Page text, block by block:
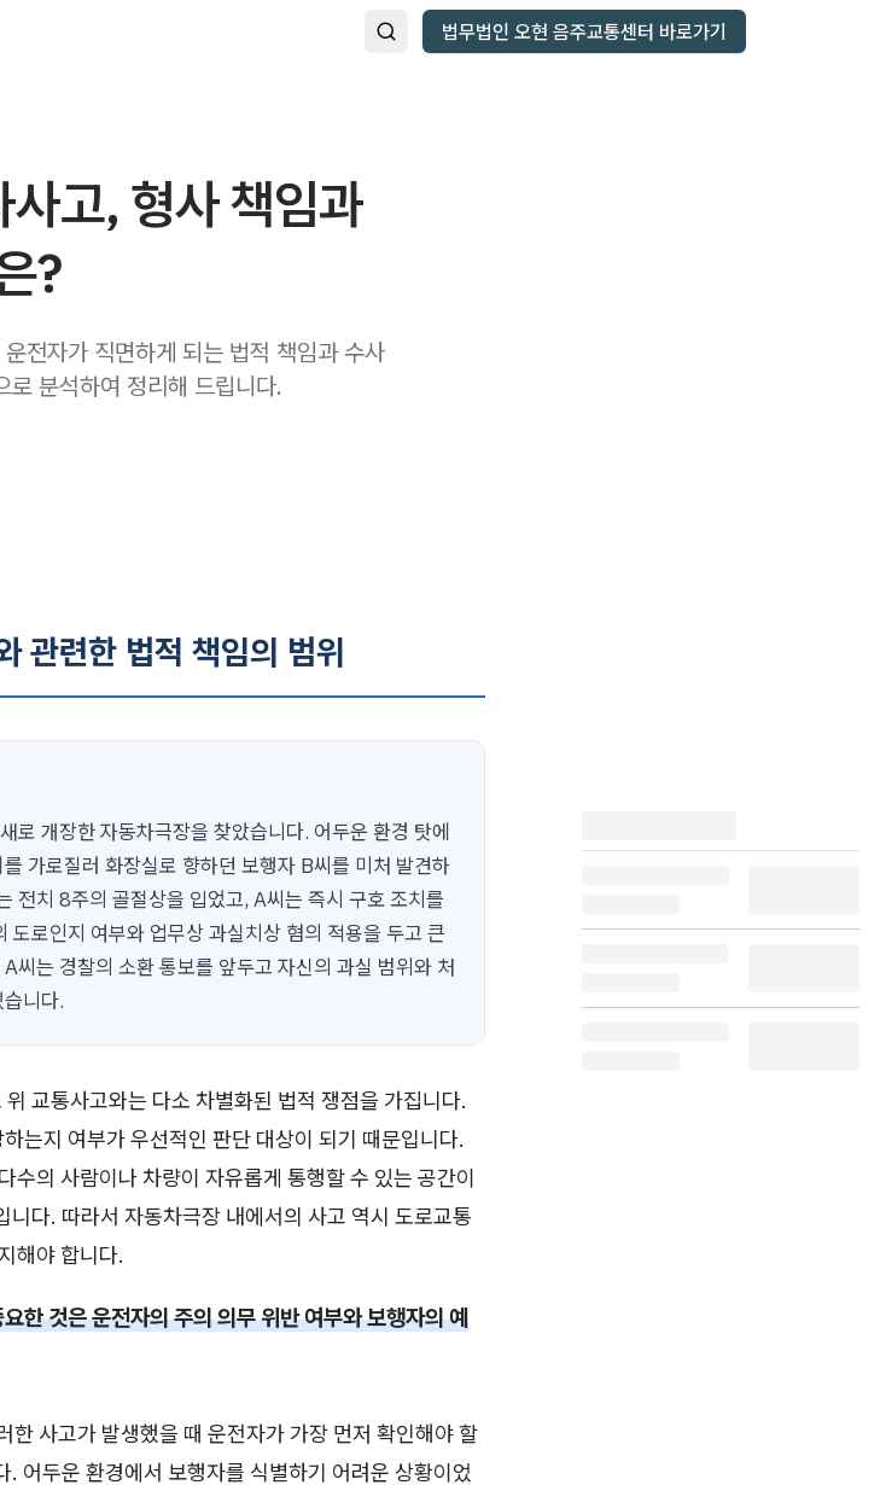
법무법인 오현 음주교통센터 바로가기
고, 형사 책임과
?
전자가 직면하게 되는 법적 책임과 수사
분석하여 정리해 드립니다.
관련한 법적 책임의 범위
로 개장한 자동차극장을 찾았습니다. 어두운 환경 탓에
가로질러 화장실로 향하던 보행자 B씨를 미처 발견하
전치 8주의 골절상을 입었고, A씨는 즉시 구호 조치를
도로인지 여부와 업무상 과실치상 혐의 적용을 두고 큰
씨는 경찰의 소환 통보를 앞두고 자신의 과실 범위와 처
니다.
교통사고와는 다소 차별화된 법적 쟁점을 가집니다.
는지 여부가 우선적인 판단 대상이 되기 때문입니다.
수의 사람이나 차량이 자유롭게 통행할 수 있는 공간이
다. 따라서 자동차극장 내에서의 사고 역시 도로교통
해야 합니다.
한 것은 운전자의 주의 의무 위반 여부와 보행자의 예
사고가 발생했을 때 운전자가 가장 먼저 확인해야 할
어두운 환경에서 보행자를 식별하기 어려운 상황이었